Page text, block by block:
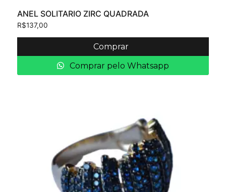
ANEL SOLITARIO ZIRC QUADRADA
R$137,00
Comprar
Comprar pelo Whatsapp